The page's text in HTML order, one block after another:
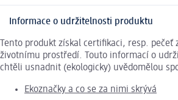
Informace o udržitelnosti produktu
Tento produkt získal certifikaci, resp.
životnímu prostředí. Touto informací o
chtěli usnadnit (ekologicky) uvědomělou
Ekoznačky a co se za nimi skrývá